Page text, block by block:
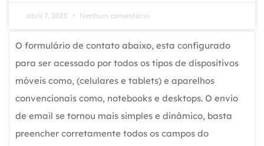
abril 7, 2025 Nenhum comentário
O formulário de contato abaixo, esta configurado
para ser acessado por todos os tipos de dispositivos
móveis como, (celulares e tablets) e aparelhos
convencionais como, notebooks e desktops. O envio
de email se tornou mais simples e dinâmico, basta
preencher corretamente todos os campos do